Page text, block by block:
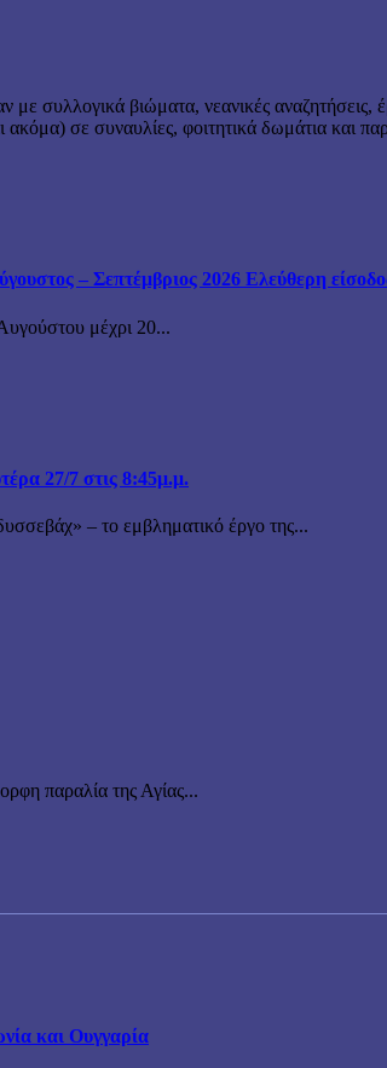
με συλλογικά βιώματα, νεανικές
σε συναυλίες, φοιτητικά δωμάτια και
– Σεπτέμβριος 2026 Ελεύθερη
μέχρι 20...
27/7 στις 8:45μ.μ.
– το εμβληματικό έργο της...
παραλία της Αγίας...
και Ουγγαρία